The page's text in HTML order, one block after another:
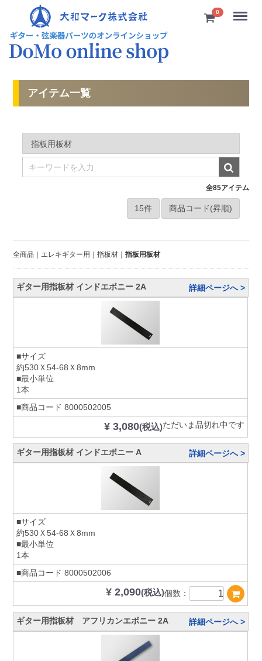
0 Menu
アイテム一覧
全85アイテム
全商品 エレキギター用 指板材 指板用板材
ギター用指板材 インドエボニー 2A 詳細ページへ >
■サイズ
約530Ｘ54-68Ｘ8mm
■最小単位
1本
■商品コード 8000502005
¥ 3,080(税込)ただいま品切れ中です
ギター用指板材 インドエボニー A 詳細ページへ >
■サイズ
約530Ｘ54-68Ｘ8mm
■最小単位
1本
■商品コード 8000502006
¥ 2,090(税込)個数：
ギター用指板材 アフリカンエボニー 2A 詳細ページへ >